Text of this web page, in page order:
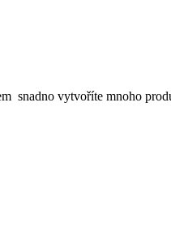
snadno vytvoříte mnoho